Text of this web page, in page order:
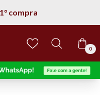
compra
0